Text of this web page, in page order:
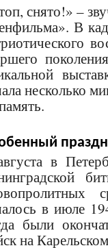
снято!» –
В
несколько
в
в июле
были
на